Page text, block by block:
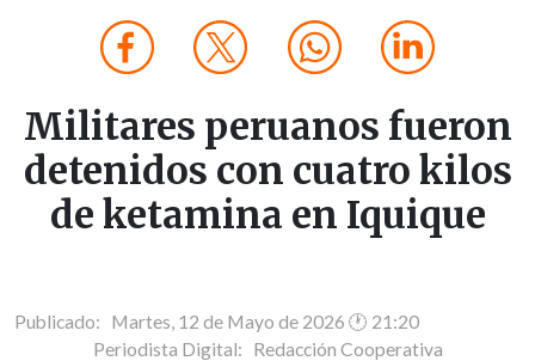
Militares peruanos fueron
detenidos con cuatro kilos
de ketamina en Iquique
Publicado: Martes, 12 de Mayo de 2026 🕐 21:20
Periodista Digital: Redacción Cooperativa